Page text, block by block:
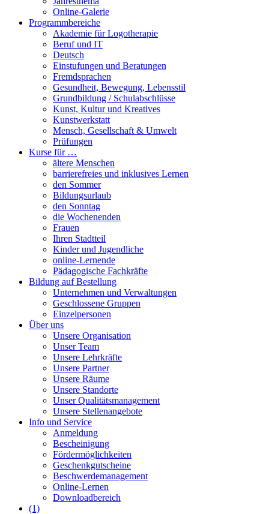
Online-Galerie
Programmbereiche
Akademie für Logotherapie
Beruf und IT
Deutsch
Einstufungen und Beratungen
Fremdsprachen
Gesundheit, Bewegung, Lebensstil
Grundbildung / Schulabschlüsse
Kunst, Kultur und Kreatives
Kunstwerkstatt
Mensch, Gesellschaft & Umwelt
Prüfungen
Kurse für …
ältere Menschen
barrierefreies und inklusives Lernen
den Sommer
Bildungsurlaub
den Sonntag
die Wochenenden
Frauen
Ihren Stadtteil
Kinder und Jugendliche
online-Lernende
Pädagogische Fachkräfte
Bildung auf Bestellung
Unternehmen und Verwaltungen
Geschlossene Gruppen
Einzelpersonen
Über uns
Unsere Organisation
Unser Team
Unsere Lehrkräfte
Unsere Partner
Unsere Räume
Unsere Standorte
Unser Qualitätsmanagement
Unsere Stellenangebote
Info und Service
Anmeldung
Bescheinigung
Fördermöglichkeiten
Geschenkgutscheine
Beschwerdemanagement
Online-Lernen
Downloadbereich
(1)